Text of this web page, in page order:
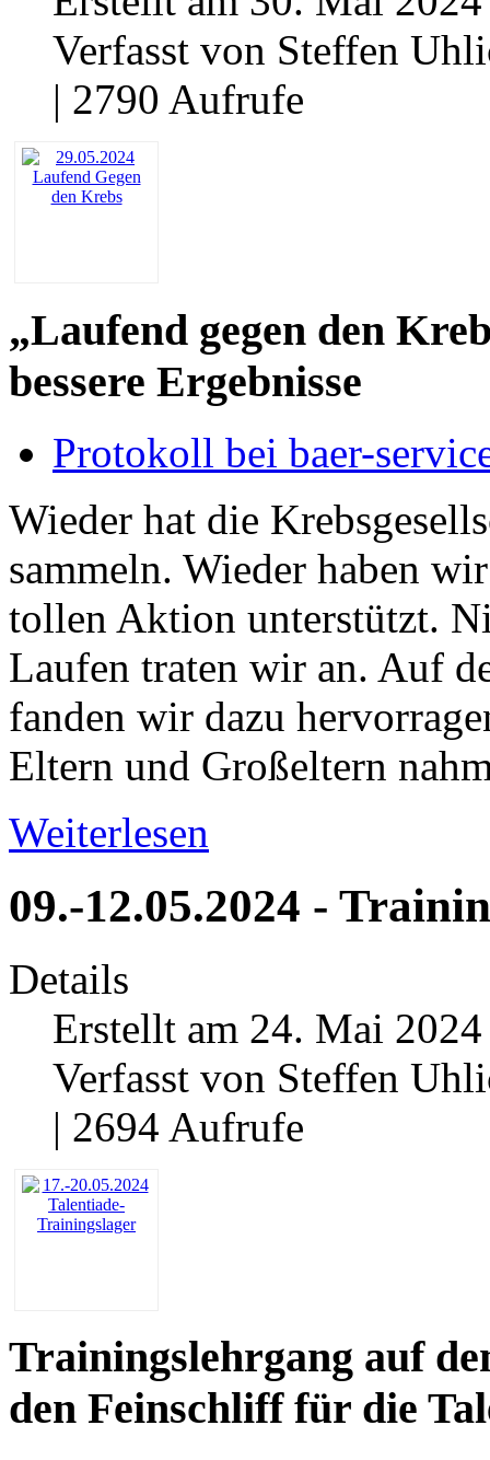
Verfasst von Steffen
| 2790 Aufrufe
„Laufend gegen den
bessere Ergebnisse
Protokoll bei baer-
Wieder hat die
sammeln. Wieder haben
tollen Aktion unterstützt.
Laufen traten wir an. Auf
fanden wir dazu
Eltern und Großeltern
Weiterlesen
09.-12.05.2024 -
Details
Erstellt am 24. Mai
Verfasst von Steffen
| 2694 Aufrufe
Trainingslehrgang auf
den Feinschliff für die